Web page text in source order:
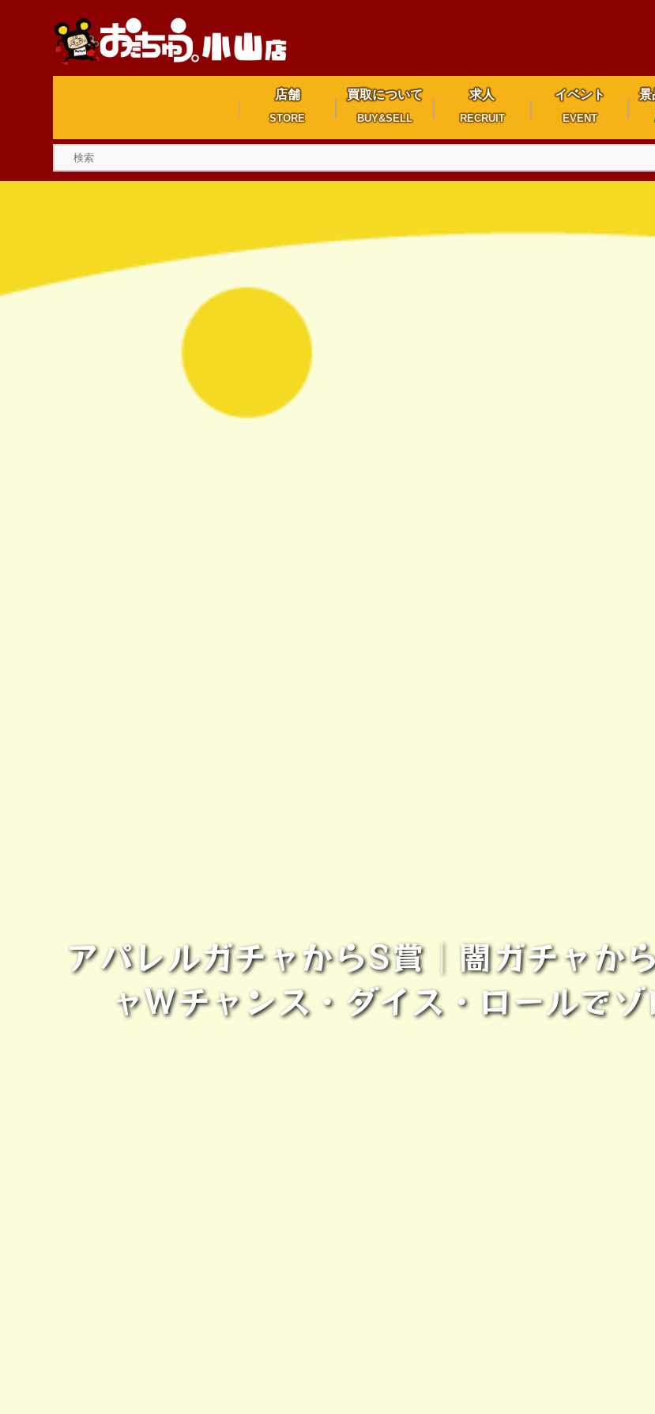
店舗
STORE
買取について
BUY&SELL
求人
RECRUIT
イベント
EVENT
景
アパレルガチャからS賞│闇ガチャか
ャWチャンス・ダイス・ロールで